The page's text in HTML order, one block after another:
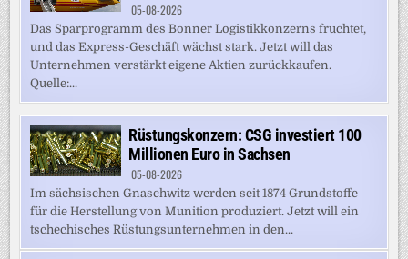
05-08-2026
Das Sparprogramm des Bonner Logistikkonzerns fruchtet,
und das Express-Geschäft wächst stark. Jetzt will das
Unternehmen verstärkt eigene Aktien zurückkaufen.
Quelle:...
Rüstungskonzern: CSG investiert 100
Millionen Euro in Sachsen
05-08-2026
Im sächsischen Gnaschwitz werden seit 1874 Grundstoffe
für die Herstellung von Munition produziert. Jetzt will ein
tschechisches Rüstungsunternehmen in den...